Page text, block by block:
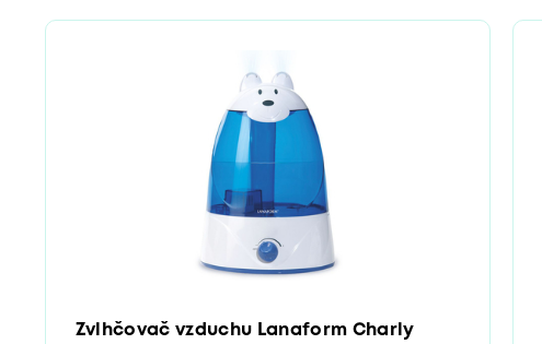
Zvlhčovač vzduchu Lanaform Charly